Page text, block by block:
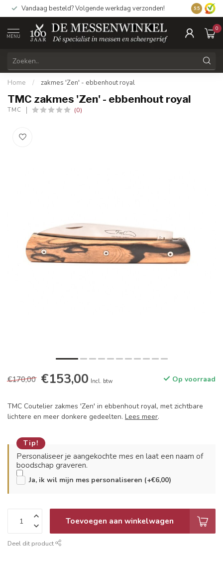
Vandaag besteld? Volgende werkdag verzonden! 9.5
MENU
0
Home / zakmes 'Zen' - ebbenhout royal
TMC zakmes 'Zen' - ebbenhout royal
TMC (0)
€170,00 €153,00 Incl. btw Op voorraad
TMC Coutelier zakmes 'Zen' in ebbenhout royal, met zichtbare
lichtere en meer donkere gedeelten. Lees meer.
Tip!
Personaliseer je aangekochte mes en laat een naam of
boodschap graveren.
Ja, ik wil mijn mes personaliseren (+€6,00)
Toevoegen aan winkelwagen
Deel dit product